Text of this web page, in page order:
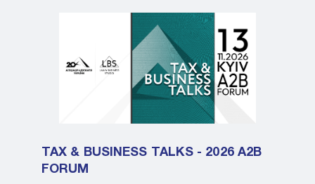
TAX & BUSINESS TALKS - 2026 A2B
FORUM